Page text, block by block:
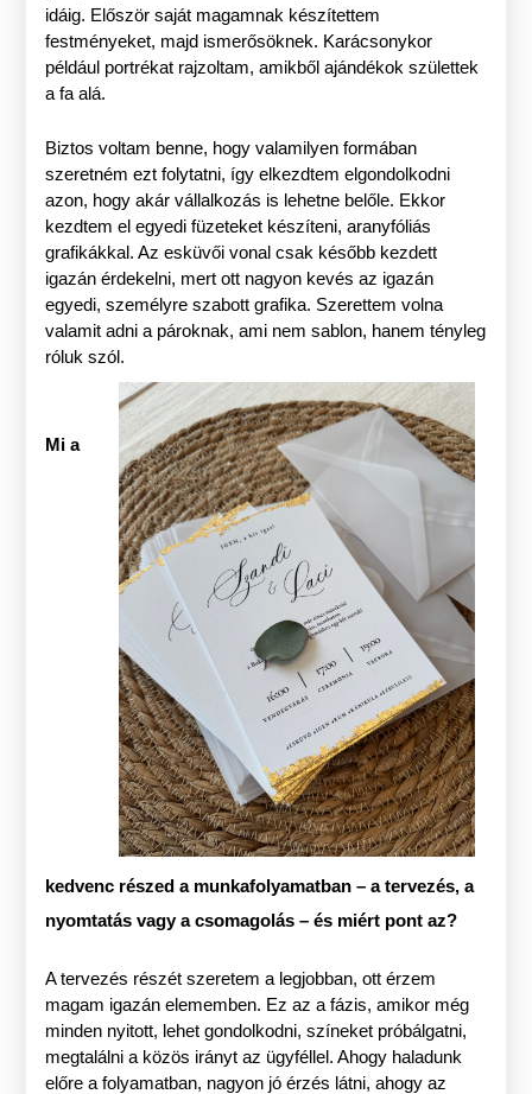
idáig. Először saját magamnak készítettem
festményeket, majd ismerősöknek. Karácsonykor
például portrékat rajzoltam, amikből ajándékok születtek
a fa alá.
Biztos voltam benne, hogy valamilyen formában
szeretném ezt folytatni, így elkezdtem elgondolkodni
azon, hogy akár vállalkozás is lehetne belőle. Ekkor
kezdtem el egyedi füzeteket készíteni, aranyfóliás
grafikákkal. Az esküvői vonal csak később kezdett
igazán érdekelni, mert ott nagyon kevés az igazán
egyedi, személyre szabott grafika. Szerettem volna
valamit adni a pároknak, ami nem sablon, hanem tényleg
róluk szól.
Mi a
kedvenc részed a munkafolyamatban – a tervezés, a
nyomtatás vagy a csomagolás – és miért pont az?
A tervezés részét szeretem a legjobban, ott érzem
magam igazán elememben. Ez az a fázis, amikor még
minden nyitott, lehet gondolkodni, színeket próbálgatni,
megtalálni a közös irányt az ügyféllel. Ahogy haladunk
előre a folyamatban, nagyon jó érzés látni, ahogy az